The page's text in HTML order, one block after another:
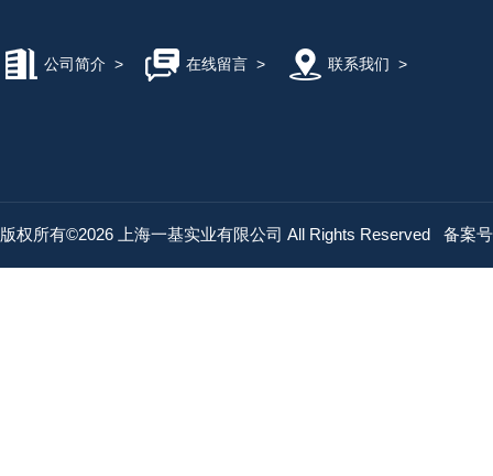
公司简介 > 在线留言> 联系我们 >
版权所有©2026 上海一基实业有限公司 All Rights Reserved 备案